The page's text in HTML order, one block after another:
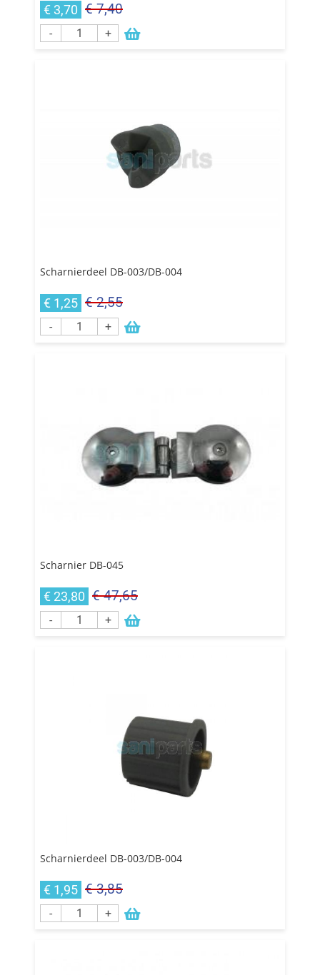
€ 3,70 € 7,40
- +
Scharnierdeel DB-003/DB-004
€ 1,25 € 2,55
- +
Scharnier DB-045
€ 23,80 € 47,65
- +
Scharnierdeel DB-003/DB-004
€ 1,95 € 3,85
- +